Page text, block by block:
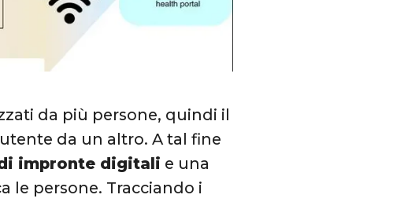
da più persone, quindi il
da un altro. A tal fine
impronte digitali e una
le persone. Tracciando i